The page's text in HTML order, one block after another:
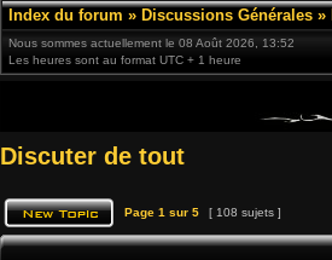
Index du forum » Discussions Générales »
Nous sommes actuellement le 08 Août 2026, 13:52
Les heures sont au format UTC + 1 heure
Discuter de tout
Page 1 sur 5 [ 108 sujets ]